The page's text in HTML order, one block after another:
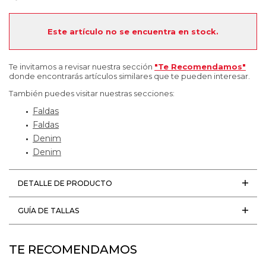
Este artículo no se encuentra en stock.
Te invitamos a revisar nuestra sección "Te Recomendamos"
donde encontrarás artículos similares que te pueden interesar.
También puedes visitar nuestras secciones:
Faldas
Faldas
Denim
Denim
DETALLE DE PRODUCTO
GUÍA DE TALLAS
TE RECOMENDAMOS